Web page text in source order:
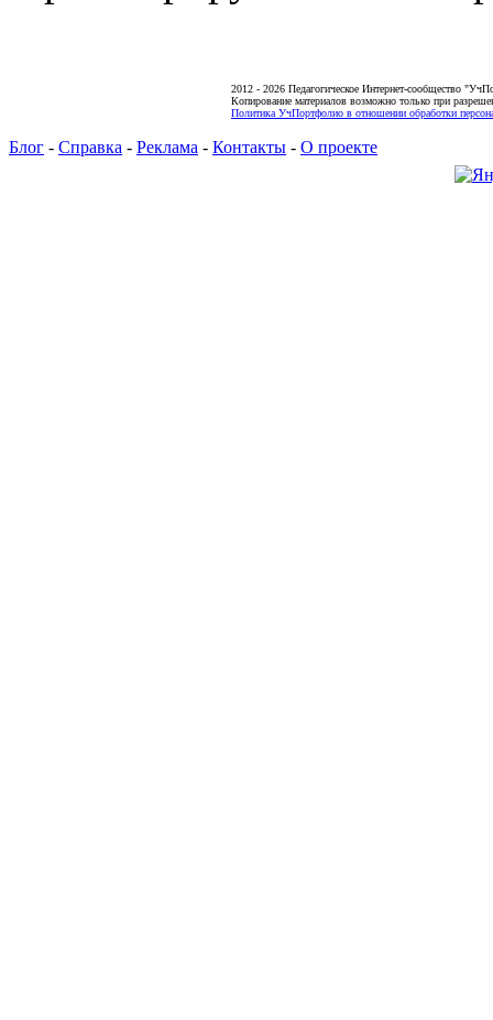
2012 - 2026 Педагогическое Интернет-сообщество
Копирование материалов возможно только при
Политика УчПортфолио в отношении обработки
Блог - Справка - Реклама - Контакты - О проекте